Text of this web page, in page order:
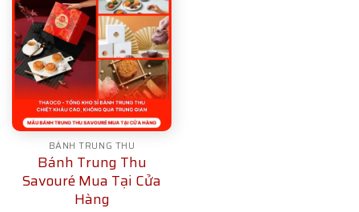
BÁNH TRUNG THU
Bánh Trung Thu
Savouré Mua Tại Cửa
Hàng